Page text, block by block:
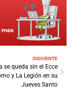
SIGUIENTE
se queda sin el Ecce
y La Legión en su
Jueves Santo